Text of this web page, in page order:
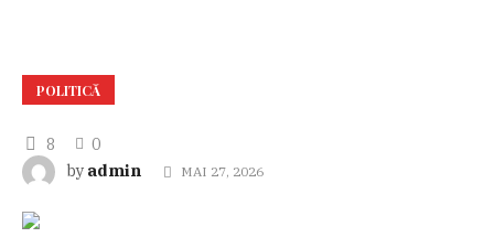
POLITICĂ
8
0
by admin MAI 27, 2026